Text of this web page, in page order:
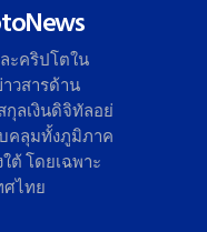
ะคริปโตใน
วสารด้าน
ลเงินดิจิทัลอย่
คลุมทั้งภูมิภาค
ต้ โดยเฉพาะ
ศไทย